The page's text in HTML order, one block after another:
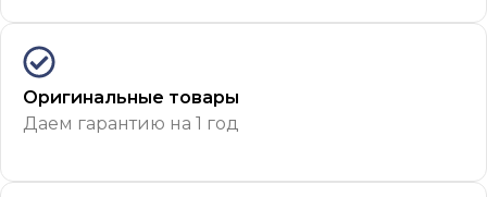
Оригинальные товары
Даем гарантию на 1 год